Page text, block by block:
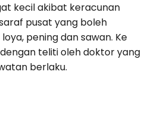
kecil akibat keracunan
pusat yang boleh
pening dan sawan. Ke
teliti oleh doktor yang
berlaku.